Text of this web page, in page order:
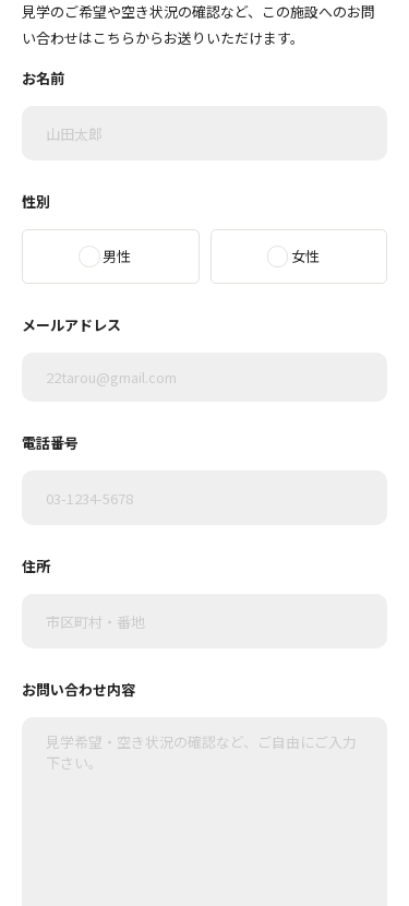
見学のご希望や空き状況の確認など、この施設へのお問
い合わせはこちらからお送りいただけます。
お名前
性別
男性 女性
メールアドレス
電話番号
住所
お問い合わせ内容